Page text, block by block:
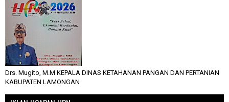
Drs. Mugito, M.M KEPALA DINAS KETAHANAN PANGAN DAN PERTANIAN
KABUPATEN LAMONGAN